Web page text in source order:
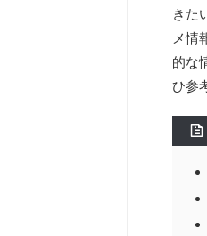
きた
メ情
的な
ひ参